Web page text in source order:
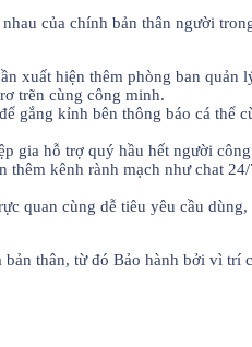
của chính bản thân người
xuất hiện thêm phòng ban quản
trẽn cùng công minh.
gắng kỉnh bên thông báo cá thể
gia hỗ trợ quý hầu hết người
kênh rành mạch như chat
quan cùng dễ tiêu yêu cầu
thân, từ đó Bảo hành bởi vì trí